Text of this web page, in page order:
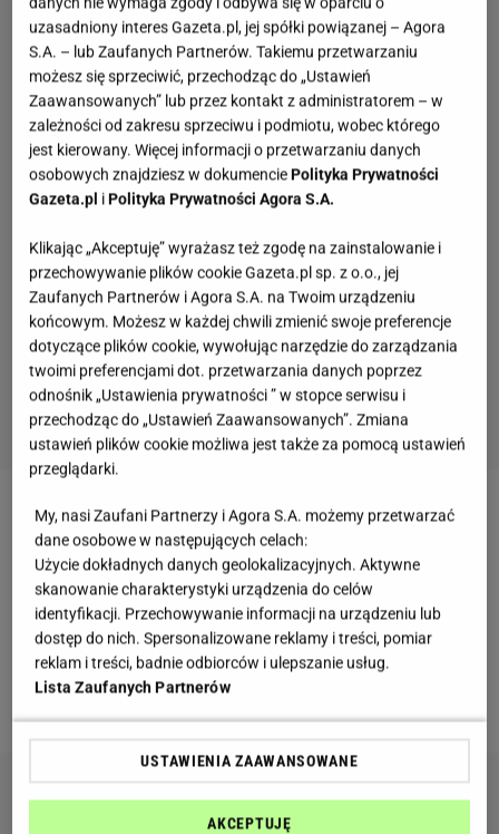
W orzechach można znaleźćwitaminęE i B6.
Orzechy włoskie obniżają poziom złego cholesterolu
we krwi oraz zapobiegają powstawaniu zakrzepów.
Mogą również zwalczyć problem nadmiernego
pocenia się, żylaków, hemoroidów, a nawet trądziku.
Zobacz: Hula hop. Ćwiczenia na talię i skręty tułowia
uzasadniony interes Gazeta.pl, jej spółki powiązanej – Agora
S.A. – lub Zaufanych Partnerów. Takiemu przetwarzaniu
możesz się sprzeciwić, przechodząc do „Ustawień
Zaawansowanych” lub przez kontakt z administratorem – w
zależności od zakresu sprzeciwu i podmiotu, wobec którego
jest kierowany. Więcej informacji o przetwarzaniu danych
osobowych znajdziesz w dokumencie Polityka Prywatności
Gazeta.pl i Polityka Prywatności Agora S.A.
Klikając „Akceptuję” wyrażasz też zgodę na zainstalowanie i
przechowywanie plików cookie Gazeta.pl sp. z o.o., jej
Zaufanych Partnerów i Agora S.A. na Twoim urządzeniu
końcowym. Możesz w każdej chwili zmienić swoje preferencje
dotyczące plików cookie, wywołując narzędzie do zarządzania
twoimi preferencjami dot. przetwarzania danych poprzez
odnośnik „Ustawienia prywatności ” w stopce serwisu i
przechodząc do „Ustawień Zaawansowanych”. Zmiana
ustawień plików cookie możliwa jest także za pomocą ustawień
przeglądarki.
My, nasi Zaufani Partnerzy i Agora S.A. możemy przetwarzać
dane osobowe w następujących celach:
Użycie dokładnych danych geolokalizacyjnych. Aktywne
skanowanie charakterystyki urządzenia do celów
identyfikacji. Przechowywanie informacji na urządzeniu lub
dostęp do nich. Spersonalizowane reklamy i treści, pomiar
reklam i treści, badnie odbiorców i ulepszanie usług.
Lista Zaufanych Partnerów
USTAWIENIA ZAAWANSOWANE
AKCEPTUJĘ